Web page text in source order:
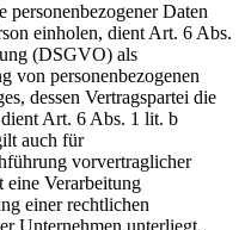
Daten
einholen, dient Art. 6 Abs.
(DSGVO) als
von personenbezogenen
dessen Vertragspartei die
Art. 6 Abs. 1 lit. b
auch für
vorvertraglicher
Verarbeitung
einer rechtlichen
Unternehmen unterliegt,